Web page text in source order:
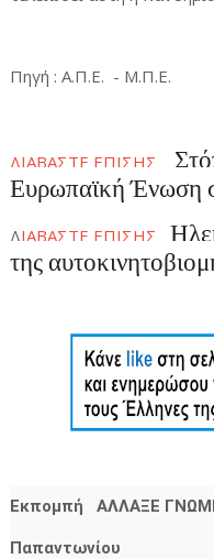
Πηγή : Α.Π.Ε. - Μ.Π.Ε.
ΔΙΑΒΑΣΤΕ ΕΠΙΣΗΣ
Ευρωπαϊκή Ένωση
ΔΙΑΒΑΣΤΕ ΕΠΙΣΗΣ
της
Εκπομπή ΑΛΛΑΞΕ